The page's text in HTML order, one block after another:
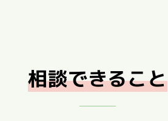
相談できること